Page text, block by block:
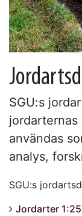
SGU:s
jordarternas
användas
analys,
SGU:s
Jordarter